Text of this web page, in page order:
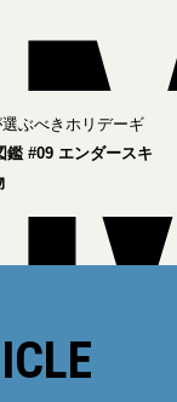
ぶべきホリデーギ
鑑 #09 エンダースキ